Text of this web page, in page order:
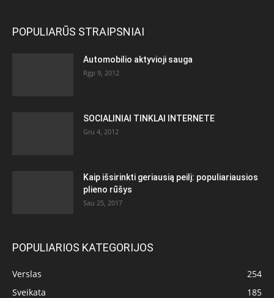
POPULIARŪS STRAIPSNIAI
Automobilio aktyvioji sauga
Rgp 9, 2012
SOCIALINIAI TINKLAI INTERNETE
Gru 4, 2012
Kaip išsirinkti geriausią peilį: populiariausios
plieno rūšys
Sau 25, 2017
POPULIARIOS KATEGORIJOS
Verslas
254
Sveikata
185